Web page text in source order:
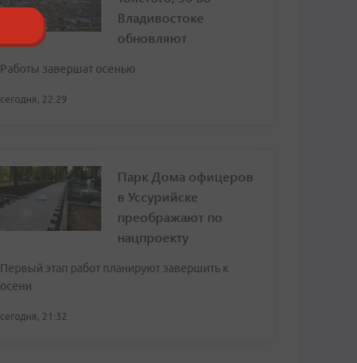
Владивостоке
обновляют
Работы завершат осенью
сегодня, 22:29
Парк Дома офицеров
в Уссурийске
преображают по
нацпроекту
Первый этап работ планируют завершить к
осени
сегодня, 21:32